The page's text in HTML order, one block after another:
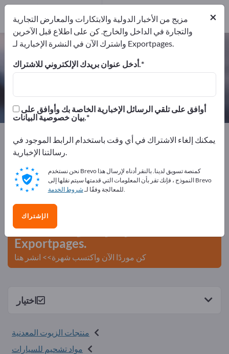
حركة الزيت – اعثر على الشركات
المصنعة والموردين
3
3
Exportpages
المواد الكيميائية والصيدلانية
منتجات الزيوت المعدنية
حركة الزيت
أعلن مجانًا على Exportpages!
الاحتياجات – العروض – السلع المستعملة – جهات الاتصال
التجارية >> ابدأ من هنا
انشر شركتك ومنتجاتك على
Exportpages.
كن موردًا الآن واكتسب شهرة>> انشر هنا
اختيار
منتجات الزيوت المعدنية
مواد تشحيم للسيارات
×
مزيج من الأخبار الدولية والابتكارات والمعارض التجارية
والتجارة في الداخل والخارج. كن على اطلاع قبل الآخرين
واشترك الآن في النشرة الإخبارية لـ Exportpages.
أدخل عنوان بريدك الإلكتروني للاشتراك.
بيان خصوصية البيانات.
يمكنك إلغاء الاشتراك في أي وقت باستخدام الرابط الموجود في
رسالتنا الإخبارية.
نحن نستخدم Brevo كمنصة تسويق لدينا. بالنقر أدناه لإرسال هذا
النموذج ، فإنك تقر بأن المعلومات التي قدمتها سيتم نقلها إلى Brevo
للمعالجة وفقًا لـشروط الخدمة .
الإشتراك